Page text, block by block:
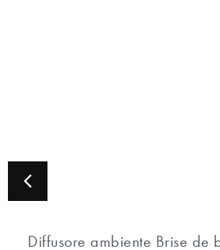
Diffusore ambiente Brise de